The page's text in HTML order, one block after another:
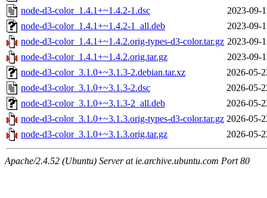
node-d3-color_1.4.1+~1.4.2-1.dsc
2023-09-
node-d3-color_1.4.1+~1.4.2-1_all.deb
2023-09-
node-d3-color_1.4.1+~1.4.2.orig-types-d3-color.tar.gz 2023-09-
node-d3-color_1.4.1+~1.4.2.orig.tar.gz
2023-09-
node-d3-color_3.1.0+~3.1.3-2.debian.tar.xz
2026-05-
node-d3-color_3.1.0+~3.1.3-2.dsc
2026-05-
node-d3-color_3.1.0+~3.1.3-2_all.deb
2026-05-
node-d3-color_3.1.0+~3.1.3.orig-types-d3-color.tar.gz 2026-05-
node-d3-color_3.1.0+~3.1.3.orig.tar.gz
2026-05-
Apache/2.4.52 (Ubuntu) Server at ie.archive.ubuntu.com Port 80